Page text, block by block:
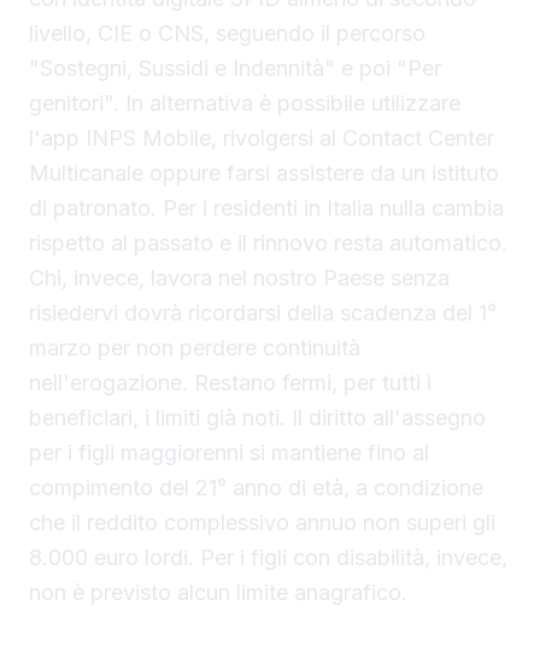
livello, CIE o CNS, seguendo il percorso
"Sostegni, Sussidi e Indennità" e poi "Per
genitori". In alternativa è possibile utilizzare
l'app INPS Mobile, rivolgersi al Contact Center
Multicanale oppure farsi assistere da un istituto
di patronato. Per i residenti in Italia nulla cambia
rispetto al passato e il rinnovo resta automatico.
Chi, invece, lavora nel nostro Paese senza
risiedervi dovrà ricordarsi della scadenza del 1°
marzo per non perdere continuità
nell'erogazione. Restano fermi, per tutti i
beneficiari, i limiti già noti. Il diritto all'assegno
per i figli maggiorenni si mantiene fino al
compimento del 21° anno di età, a condizione
che il reddito complessivo annuo non superi gli
8.000 euro lordi. Per i figli con disabilità, invece,
non è previsto alcun limite anagrafico.